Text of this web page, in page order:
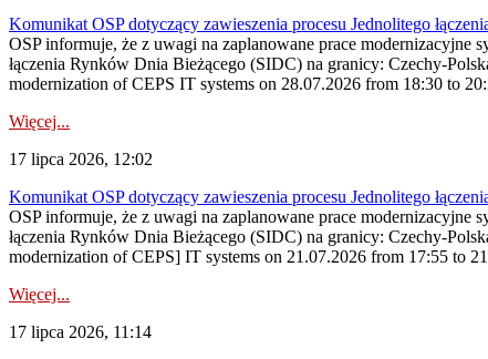
Komunikat OSP dotyczący zawieszenia procesu Jednolitego
OSP informuje, że z uwagi na zaplanowane prace
łączenia Rynków Dnia Bieżącego (SIDC) na granicy: Czechy-
modernization of CEPS IT systems on 28.07.2026 from 18:30 to
Więcej...
17 lipca 2026, 12:02
Komunikat OSP dotyczący zawieszenia procesu Jednolitego
OSP informuje, że z uwagi na zaplanowane prace
łączenia Rynków Dnia Bieżącego (SIDC) na granicy: Czechy-
modernization of CEPS] IT systems on 21.07.2026 from 17:55 to
Więcej...
17 lipca 2026, 11:14